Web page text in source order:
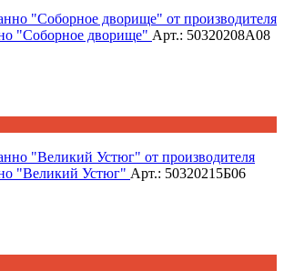
"Соборное дворище" Арт.: 50320208А08
"Великий Устюг" Арт.: 50320215Б06